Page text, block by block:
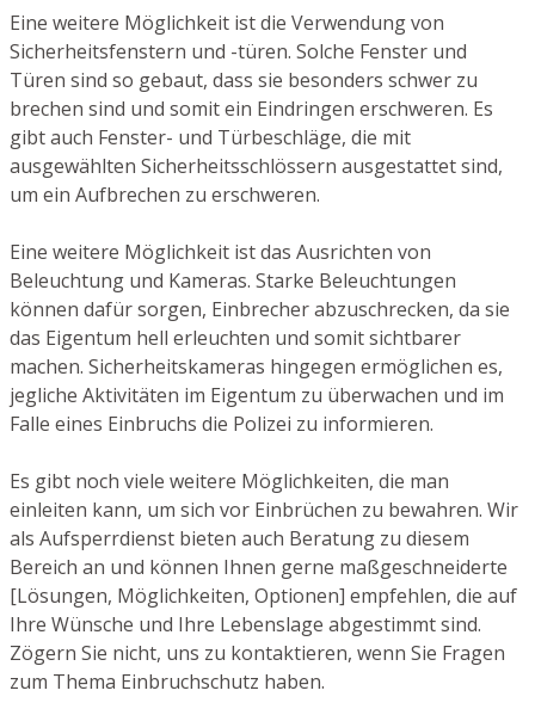
Eine weitere Möglichkeit ist die Verwendung von
Sicherheitsfenstern und -türen. Solche Fenster und
Türen sind so gebaut, dass sie besonders schwer zu
brechen sind und somit ein Eindringen erschweren. Es
gibt auch Fenster- und Türbeschläge, die mit
ausgewählten Sicherheitsschlössern ausgestattet sind,
um ein Aufbrechen zu erschweren.
Eine weitere Möglichkeit ist das Ausrichten von
Beleuchtung und Kameras. Starke Beleuchtungen
können dafür sorgen, Einbrecher abzuschrecken, da sie
das Eigentum hell erleuchten und somit sichtbarer
machen. Sicherheitskameras hingegen ermöglichen es,
jegliche Aktivitäten im Eigentum zu überwachen und im
Falle eines Einbruchs die Polizei zu informieren.
Es gibt noch viele weitere Möglichkeiten, die man
einleiten kann, um sich vor Einbrüchen zu bewahren. Wir
als Aufsperrdienst bieten auch Beratung zu diesem
Bereich an und können Ihnen gerne maßgeschneiderte
[Lösungen, Möglichkeiten, Optionen] empfehlen, die auf
Ihre Wünsche und Ihre Lebenslage abgestimmt sind.
Zögern Sie nicht, uns zu kontaktieren, wenn Sie Fragen
zum Thema Einbruchschutz haben.